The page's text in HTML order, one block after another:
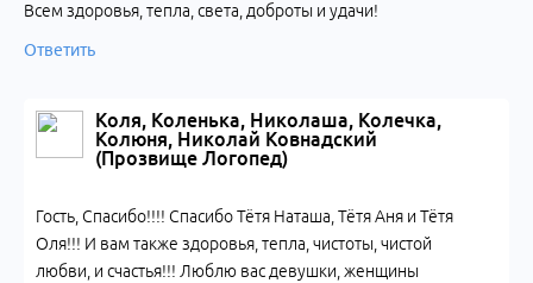
Всем здоровья, тепла, света, доброты и удачи!
Ответить
Коля, Коленька, Николаша, Колечка,
Колюня, Николай Ковнадский
(Прозвище Логопед)
Гость, Спасибо!!!! Спасибо Тётя Наташа, Тётя Аня и Тётя
Оля!!! И вам также здоровья, тепла, чистоты, чистой
любви, и счастья!!! Люблю вас девушки, женщины